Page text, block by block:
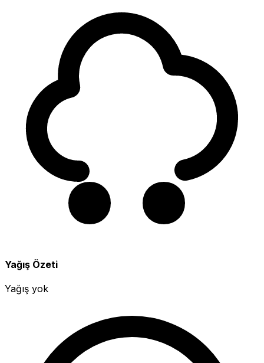
Yağış Özeti
Yağış yok